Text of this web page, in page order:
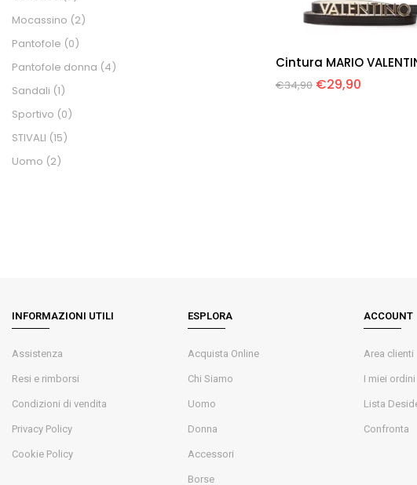
Mocassino (2)
Pantofole (0)
Pantofole donna (4)
Sandali (1)
Sportivo (0)
STIVALI (15)
Uomo (2)
Cintura MARIO
€34,90 €29,90
INFORMAZIONI UTILI
Assistenza
Resi e rimborsi
Condizioni di vendita
Privacy Policy
Cookie Policy
ESPLORA
Acquista Online
Chi Siamo
Uomo
Donna
Accessori
Borse
ACCOUNT
Area clienti
I miei ordini
Lista
Confronta